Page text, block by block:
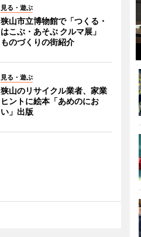
見る・遊ぶ
狭山市立博物館で「つくる・
はこぶ・あそぶ クルマ展」
ものづくりの街紹介
見る・遊ぶ
狭山のリサイクル業者、家業
ヒントに絵本「あめのにお
い」出版